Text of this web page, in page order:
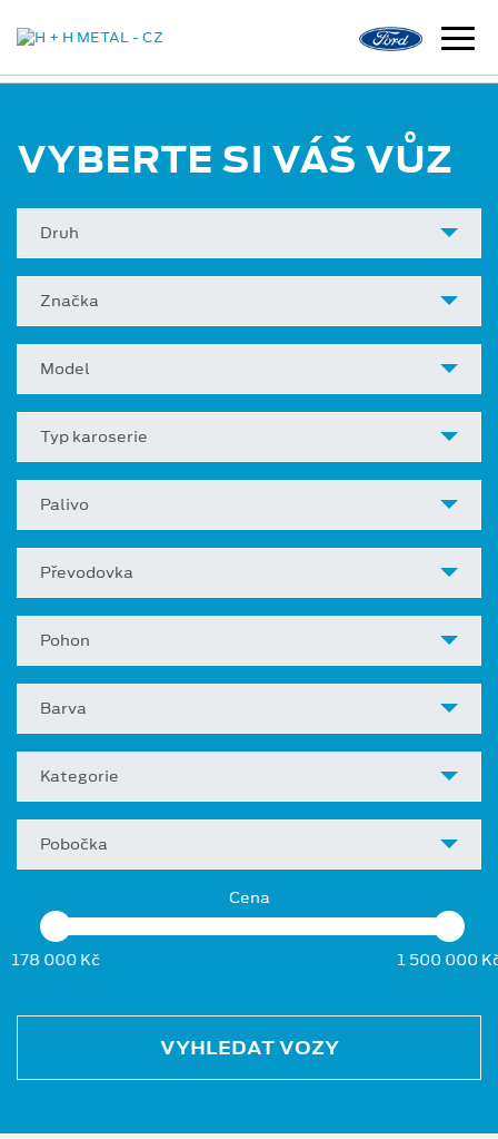
VYBERTE SI VÁŠ VŮZ
Druh
Značka
Model
Typ karoserie
Palivo
Převodovka
Pohon
Barva
Kategorie
Pobočka
Cena
178 000 Kč 1 500 000
VYHLEDAT VOZY